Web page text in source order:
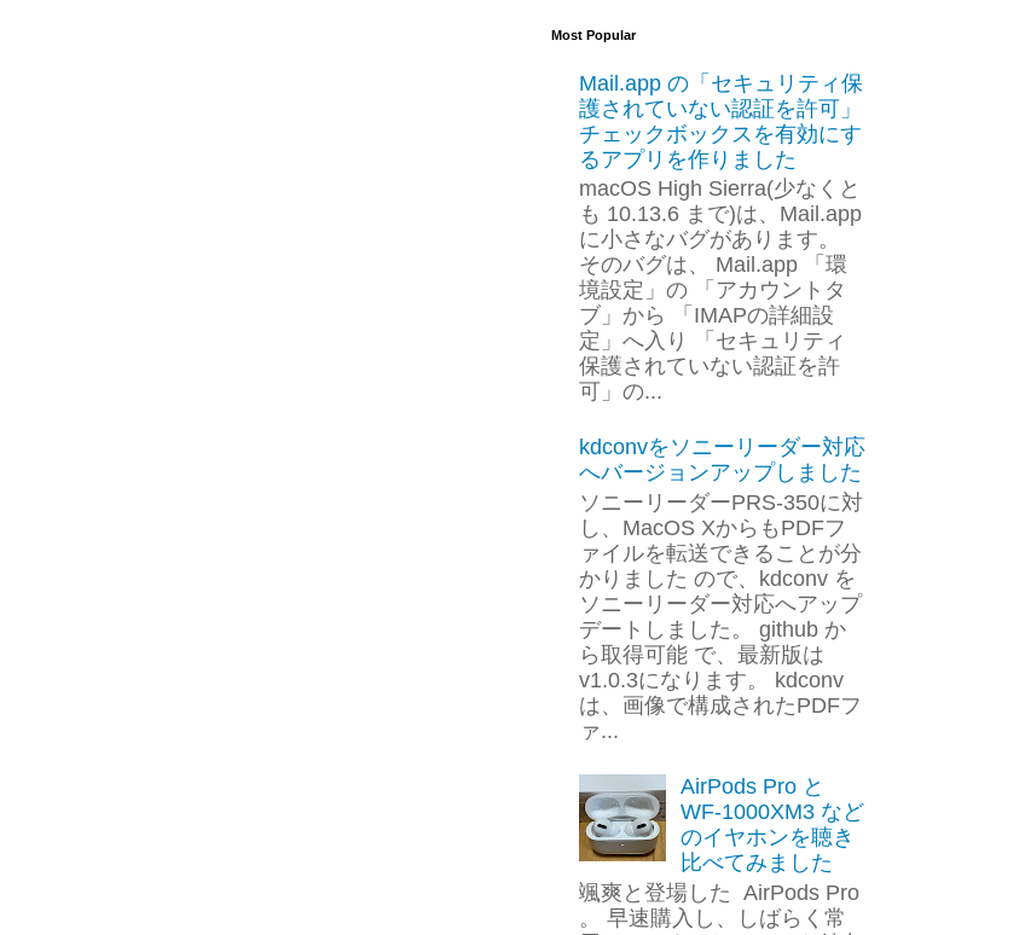
Most Popular
Mail.app の「セキュリティ保
護されていない認証を許可」
チェックボックスを有効にす
るアプリを作りました
macOS High Sierra(少なくと
も 10.13.6 まで)は、Mail.app
に小さなバグがあります。
そのバグは、 Mail.app 「環
境設定」の 「アカウントタ
ブ」から 「IMAPの詳細設
定」へ入り 「セキュリティ
保護されていない認証を許
可」の...
kdconvをソニーリーダー対応
へバージョンアップしました
ソニーリーダーPRS-350に対
し、MacOS XからもPDFフ
ァイルを転送できることが分
かりました ので、kdconv を
ソニーリーダー対応へアップ
デートしました。 github か
ら取得可能 で、最新版は
v1.0.3になります。 kdconv
は、画像で構成されたPDFフ
ァ...
AirPods Pro と
WF-1000XM3 など
のイヤホンを聴き
比べてみました
颯爽と登場した AirPods Pro
。 早速購入し、しばらく常